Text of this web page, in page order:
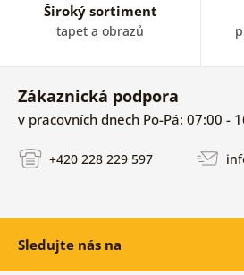
Široký sortiment
tapet a obrazů
Zákaznická podpora
v pracovních dnech Po-Pá: 07:00 -
+420 228 229 597
Sledujte nás na